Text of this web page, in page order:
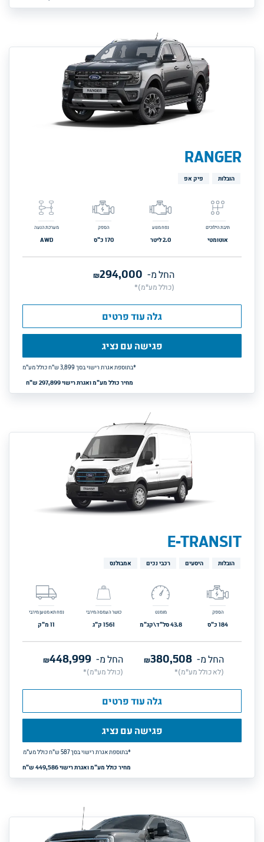
RANGER
הובלות פיק אפ
תיבת הילוכים
אוטומטי
נפח מנוע
2.0ליטר
הספק
170 כ"ס
מערכת הנעה
AWD
החל מ- 294,000
₪
(כולל מע"מ)*
גלה עוד פרטים
פגישה עם נציג
*בתוספת אגרת רישוי בסך 3,899 ש"ח כולל מע"מ
מחיר כולל מע"מ ואגרת רישוי 297,899 ש"ח
E-TRANSIT
הובלות היסעים רכבי נכים אמבולנס
הספק
184 כ"ס
מומנט
43.8סל"ד\קג"מ
כושר העמסה מירבי
1561 ק"ג
נפח תא מטען מירבי
11 מ"ק
החל מ- 380,508
₪
(לא כולל מע"מ)*
החל מ- 448,999
₪
(כולל מע"מ)*
גלה עוד פרטים
פגישה עם נציג
*בתוספת אגרת רישוי בסך 587 ש"ח כולל מע"מ
מחיר כולל מע"מ ואגרת רישוי 449,586 ש"ח